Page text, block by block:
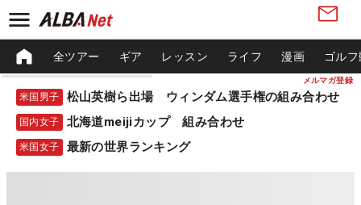
メルマガ登録
全ツアー ギア レッスン ライフ 漫画 ゴル
米国男子 松山英樹ら出場 ウィンダム選手権の組み合わせ
国内女子 北海道meijiカップ 組み合わせ
米国女子 最新の世界ランキング